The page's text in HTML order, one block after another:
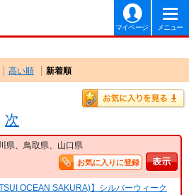
マイページ メニュー
高い順 新着順
次
県、鳥取県、山口県
お気に入りに登録
OCEAN SAKURA)】シルバーウィーク